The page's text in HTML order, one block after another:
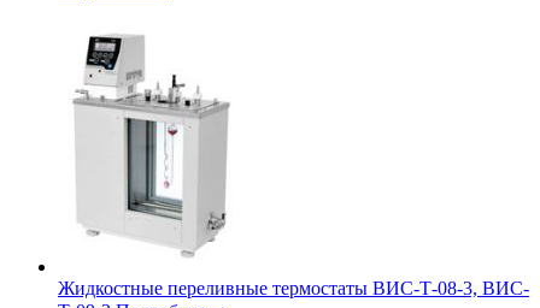
Жидкостные переливные термостаты ВИС-Т-08-3, ВИС-